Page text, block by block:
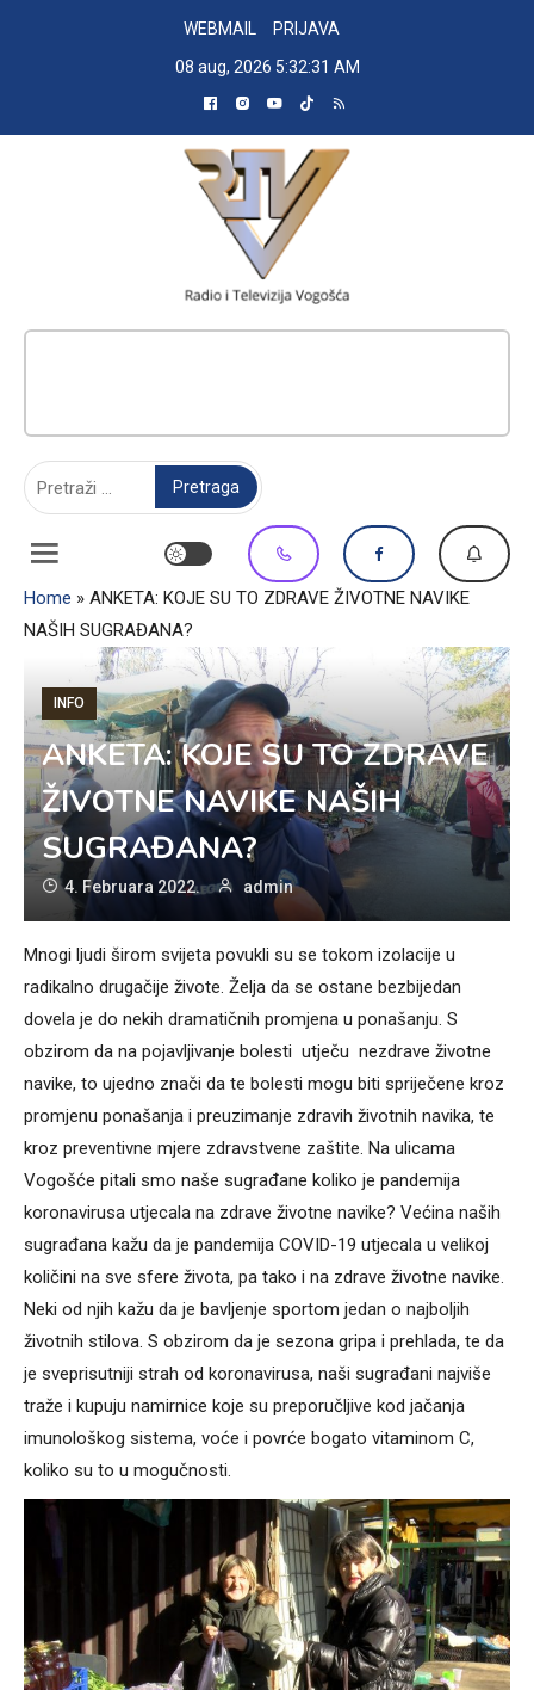
WEBMAIL
PRIJAVA
08 aug, 2026 5:32:32 AM
Home » ANKETA: KOJE SU TO ZDRAVE ŽIVOTNE NAVIKE
NAŠIH SUGRAĐANA?
INFO
ANKETA: KOJE SU TO ZDRAVE
ŽIVOTNE NAVIKE NAŠIH
SUGRAĐANA?
4. Februara 2022. admin
Mnogi ljudi širom svijeta povukli su se tokom izolacije u
radikalno drugačije živote. Želja da se ostane bezbijedan
dovela je do nekih dramatičnih promjena u ponašanju. S
obzirom da na pojavljivanje bolesti utječu nezdrave životne
navike, to ujedno znači da te bolesti mogu biti spriječene kroz
promjenu ponašanja i preuzimanje zdravih životnih navika, te
kroz preventivne mjere zdravstvene zaštite. Na ulicama
Vogošće pitali smo naše sugrađane koliko je pandemija
koronavirusa utjecala na zdrave životne navike? Većina naših
sugrađana kažu da je pandemija COVID-19 utjecala u velikoj
količini na sve sfere života, pa tako i na zdrave životne navike.
Neki od njih kažu da je bavljenje sportom jedan o najboljih
životnih stilova. S obzirom da je sezona gripa i prehlada, te da
je sveprisutniji strah od koronavirusa, naši sugrađani najviše
traže i kupuju namirnice koje su preporučljive kod jačanja
imunološkog sistema, voće i povrće bogato vitaminom C,
koliko su to u mogučnosti.